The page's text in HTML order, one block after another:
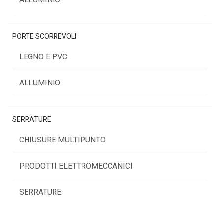
PORTE SCORREVOLI
LEGNO E PVC
ALLUMINIO
SERRATURE
CHIUSURE MULTIPUNTO
PRODOTTI ELETTROMECCANICI
SERRATURE